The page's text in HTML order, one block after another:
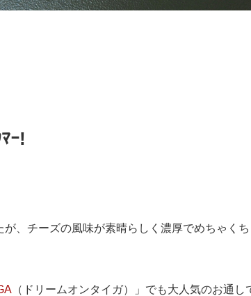
ｰ!
が、チーズの風味が素晴らしく濃厚でめちゃく
（ドリームオンタイガ）」でも大人気のお通し